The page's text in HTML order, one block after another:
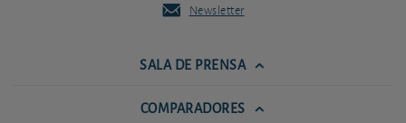
Newsletter
SALA DE PRENSA
COMPARADORES